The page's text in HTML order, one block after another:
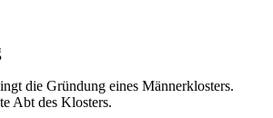
die Gründung eines Männerklosters.
Abt des Klosters.